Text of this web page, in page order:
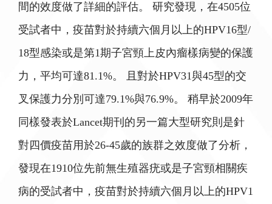
間的效度做了詳細的評估。 研究發現，在4505位
受試者中，疫苗對於持續六個月以上的HPV16型/
18型感染或是第1期子宮頸上皮內瘤樣病變的保護
力，平均可達81.1%。 且對於HPV31與45型的交
叉保護力分別可達79.1%與76.9%。 稍早於2009年
同樣發表於Lancet期刊的另一篇大型研究則是針
對四價疫苗用於26-45歲的族群之效度做了分析，
發現在1910位先前無生殖器疣或是子宮頸相關疾
病的受試者中，疫苗對於持續六個月以上的HPV1